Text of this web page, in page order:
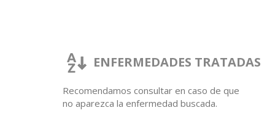
ENFERMEDADES TRATADAS
Recomendamos consultar en caso de que
no aparezca la enfermedad buscada.